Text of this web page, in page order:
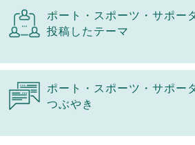
ポート・スポーツ・サポー
投稿したテーマ
ポート・スポーツ・サポー
つぶやき